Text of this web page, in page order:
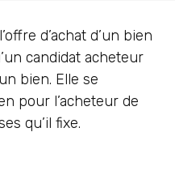
d’achat d’un bien
candidat acheteur
bien. Elle se
pour l’acheteur de
qu’il fixe.